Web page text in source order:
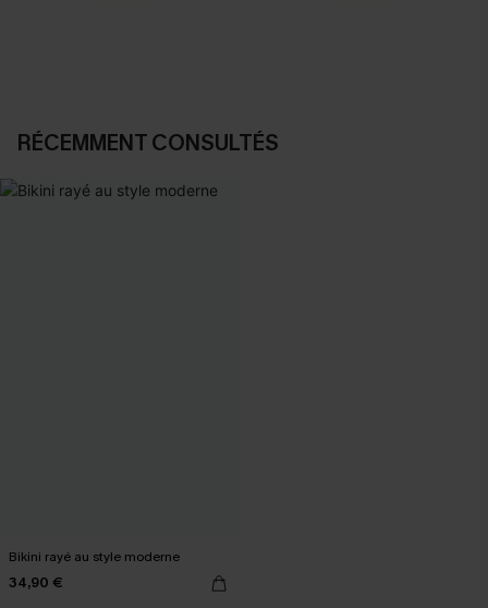
RÉCEMMENT CONSULTÉS
Bikini rayé au style moderne
34,90 €